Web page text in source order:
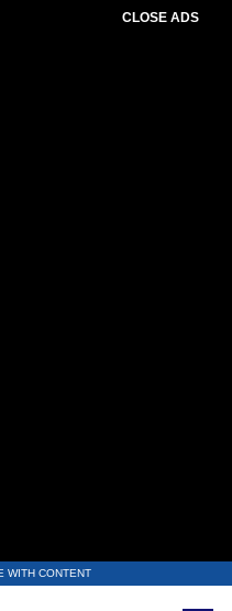
CLOSE ADS
WITH CONTENT